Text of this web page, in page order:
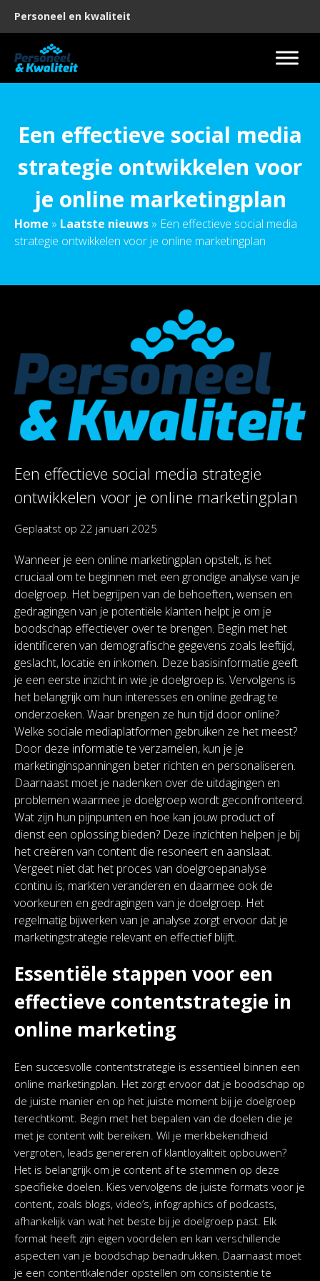
Personeel en kwaliteit
Een effectieve social media
strategie ontwikkelen voor
je online marketingplan
Home » Laatste nieuws » Een effectieve social media
strategie ontwikkelen voor je online marketingplan
Een effectieve social media strategie
ontwikkelen voor je online marketingplan
Geplaatst op 22 januari 2025
Wanneer je een online marketingplan opstelt, is het
cruciaal om te beginnen met een grondige analyse van je
doelgroep. Het begrijpen van de behoeften, wensen en
gedragingen van je potentiële klanten helpt je om je
boodschap effectiever over te brengen. Begin met het
identificeren van demografische gegevens zoals leeftijd,
geslacht, locatie en inkomen. Deze basisinformatie geeft
je een eerste inzicht in wie je doelgroep is. Vervolgens is
het belangrijk om hun interesses en online gedrag te
onderzoeken. Waar brengen ze hun tijd door online?
Welke sociale mediaplatformen gebruiken ze het meest?
Door deze informatie te verzamelen, kun je je
marketinginspanningen beter richten en personaliseren.
Daarnaast moet je nadenken over de uitdagingen en
problemen waarmee je doelgroep wordt geconfronteerd.
Wat zijn hun pijnpunten en hoe kan jouw product of
dienst een oplossing bieden? Deze inzichten helpen je bij
het creëren van content die resoneert en aanslaat.
Vergeet niet dat het proces van doelgroepanalyse
continu is; markten veranderen en daarmee ook de
voorkeuren en gedragingen van je doelgroep. Het
regelmatig bijwerken van je analyse zorgt ervoor dat je
marketingstrategie relevant en effectief blijft.
Essentiële stappen voor een
effectieve contentstrategie in
online marketing
Een succesvolle contentstrategie is essentieel binnen een
online marketingplan. Het zorgt ervoor dat je boodschap op
de juiste manier en op het juiste moment bij je doelgroep
terechtkomt. Begin met het bepalen van de doelen die je
met je content wilt bereiken. Wil je merkbekendheid
vergroten, leads genereren of klantloyaliteit opbouwen?
Het is belangrijk om je content af te stemmen op deze
specifieke doelen. Kies vervolgens de juiste formats voor je
content, zoals blogs, video’s, infographics of podcasts,
afhankelijk van wat het beste bij je doelgroep past. Elk
format heeft zijn eigen voordelen en kan verschillende
aspecten van je boodschap benadrukken. Daarnaast moet
je een contentkalender opstellen om consistentie te